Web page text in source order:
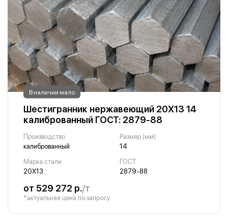
В наличии мало
Шестигранник нержавеющий 20Х13 14
калиброванный ГОСТ: 2879-88
Производство
калиброванный
Размер (мм)
14
Марка стали
20Х13
ГОСТ
2879-88
от 529 272 р./т
*актуальная цена по запросу